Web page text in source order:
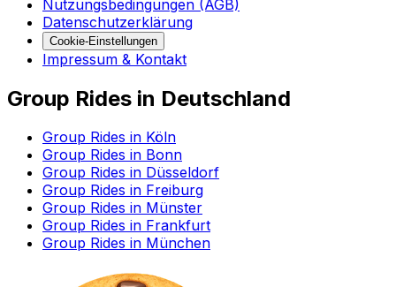
Nutzungsbedingungen (AGB)
Datenschutzerklärung
Cookie-Einstellungen
Impressum & Kontakt
Group Rides in Deutschland
Group Rides in Köln
Group Rides in Bonn
Group Rides in Düsseldorf
Group Rides in Freiburg
Group Rides in Münster
Group Rides in Frankfurt
Group Rides in München